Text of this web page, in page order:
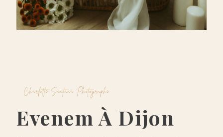
Charlotte Santana Photographe
Evenem À Dijon